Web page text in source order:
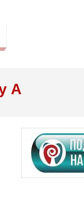
А